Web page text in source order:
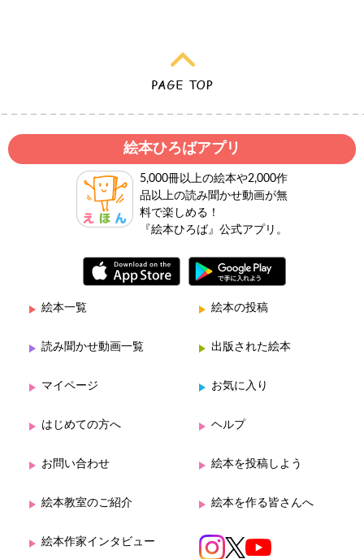
絵本ひろばアプリ
5,000冊以上の絵本や2,000作
品以上の読み聞かせ動画が無
料で楽しめる！
『絵本ひろば』公式アプリ。
絵本一覧 絵本の投稿
読み聞かせ動画一覧 出版された絵本
マイページ お気に入り
はじめての方へ ヘルプ
お問い合わせ 絵本を投稿しよう
絵本教室のご紹介 絵本を作る皆さんへ
絵本作家インタビュー